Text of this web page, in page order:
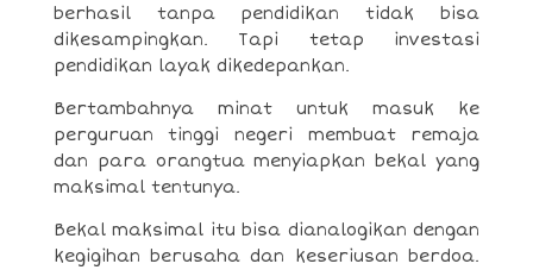
berhasil tanpa pendidikan tidak bisa
dikesampingkan. Tapi tetap investasi
pendidikan layak dikedepankan.
Bertambahnya minat untuk masuk ke
perguruan tinggi negeri membuat remaja
dan para orangtua menyiapkan bekal yang
maksimal tentunya.
Bekal maksimal itu bisa dianalogikan dengan
kegigihan berusaha dan keseriusan berdoa.